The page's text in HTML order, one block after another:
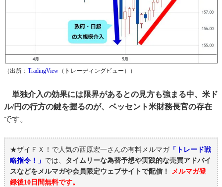
（出所： TradingView （トレーディングビュー））
単独介入の効果には限界があるとの見方も強まる中、米ド
ル/円の行方の鍵を握るのが、ベッセント米財務長官の存在
です。
★ザイＦＸ！で人気の西原宏一さんの有料メルマガ「トレード戦
略指令！」 では、 タイムリーな為替予想や実践的な売買アドバイ
スなどをメルマガや会員限定ウェブサイトで配信！
メルマガ登
録後10日間無料です。